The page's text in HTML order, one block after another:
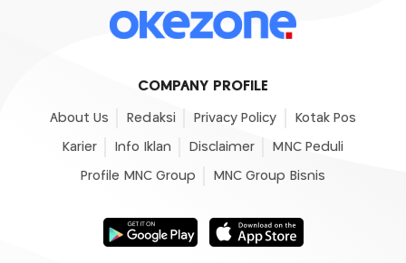
COMPANY PROFILE
About Us Redaksi Privacy Policy Kotak Pos
Karier Info Iklan Disclaimer MNC Peduli
Profile MNC Group MNC Group Bisnis